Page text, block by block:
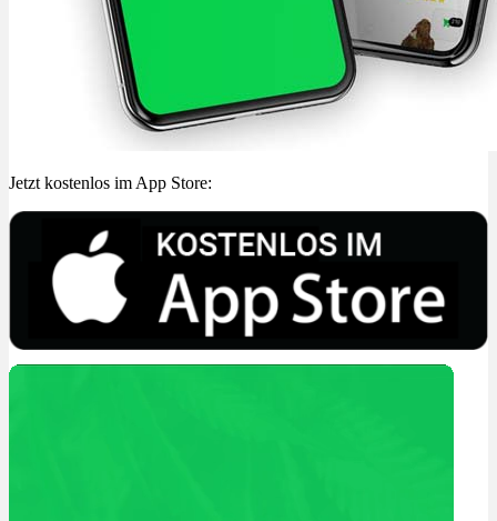
Jetzt kostenlos im App Store: